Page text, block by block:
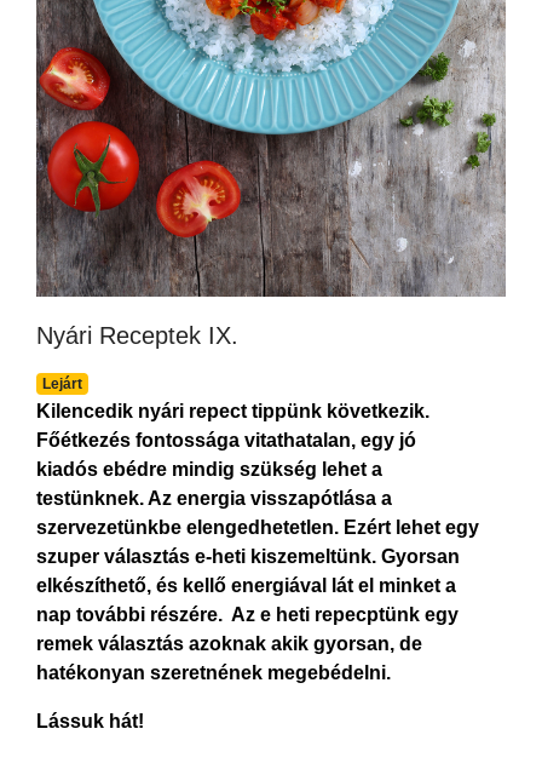
Nyári Receptek IX.
Lejárt
Kilencedik nyári repect tippünk következik.
Főétkezés fontossága vitathatalan, egy jó
kiadós ebédre mindig szükség lehet a
testünknek. Az energia visszapótlása a
szervezetünkbe elengedhetetlen. Ezért lehet egy
szuper választás e-heti kiszemeltünk. Gyorsan
elkészíthető, és kellő energiával lát el minket a
nap további részére. Az e heti repecptünk egy
remek választás azoknak akik gyorsan, de
hatékonyan szeretnének megebédelni.
Lássuk hát!